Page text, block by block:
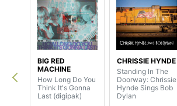
BIG RED
MACHINE
How Long Do You
Think It's Gonna
Last (digipak)
CHRISSIE HYNDE
Standing In The
Doorway: Chrissie
Hynde Sings Bob
Dylan